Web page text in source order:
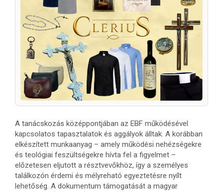
A tanácskozás középpontjában az EBF működésével
kapcsolatos tapasztalatok és aggályok álltak. A korábban
elkészített munkaanyag – amely működési nehézségekre
és teológiai feszültségekre hívta fel a figyelmet –
előzetesen eljutott a résztvevőkhöz, így a személyes
találkozón érdemi és mélyreható egyeztetésre nyílt
lehetőség. A dokumentum támogatását a magyar